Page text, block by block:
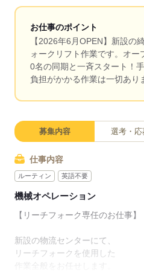
お仕事のポイント
【2026年6月OPEN】新設の
ォークリフト作業です。オ
0名の同期と一斉スタート！
負担がかかる作業は一切あり
募集内容 選考・応
仕事内容
ルーティン 英語不要
機械オペレーション
【リーチフォーク専任のお仕事】
新設の物流センターにて、
リーチフォークを使用した
作業全般をお任せします。